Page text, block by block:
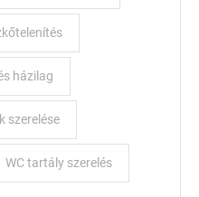
házilag
szerelése
WC tartály szerelés